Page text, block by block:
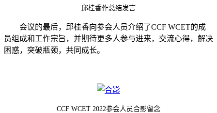
邱桂香作总结发言
会议的最后，邱桂香向参会人员介绍了CCF WCET的成
员组成和工作宗旨，并期待更多人参与进来，交流心得，解决
困惑，突破瓶颈，共同成长。
CCF WCET 2022参会人员合影留念